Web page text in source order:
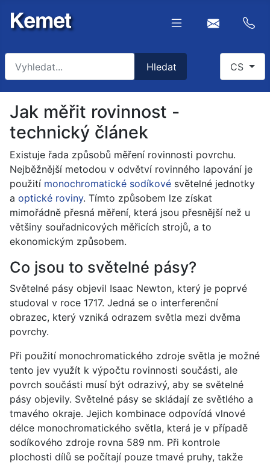
Hledat CS
Jak měřit rovinnost -
technický článek
Existuje řada způsobů měření rovinnosti povrchu.
Nejběžnější metodou v odvětví rovinného lapování je
použití monochromatické sodíkové světelné jednotky
a optické roviny. Tímto způsobem lze získat
mimořádně přesná měření, která jsou přesnější než u
většiny souřadnicových měřicích strojů, a to
ekonomickým způsobem.
Co jsou to světelné pásy?
Světelné pásy objevil Isaac Newton, který je poprvé
studoval v roce 1717. Jedná se o interferenční
obrazec, který vzniká odrazem světla mezi dvěma
povrchy.
Při použití monochromatického zdroje světla je možné
tento jev využít k výpočtu rovinnosti součásti, ale
povrch součásti musí být odrazivý, aby se světelné
pásy objevily. Světelné pásy se skládají ze světlého a
tmavého okraje. Jejich kombinace odpovídá vlnové
délce monochromatického světla, která je v případě
sodíkového zdroje rovna 589 nm. Při kontrole
plochosti dílů se počítají pouze tmavé pruhy, takže